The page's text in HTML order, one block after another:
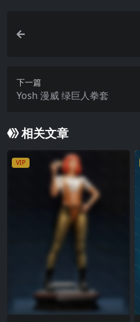
下一篇
Yosh 漫威 绿巨人拳套
相关文章
VIP